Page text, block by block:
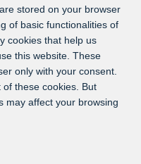
stored on your browser
of basic functionalities of
cookies that help us
this website. These
only with your consent.
these cookies. But
may affect your browsing